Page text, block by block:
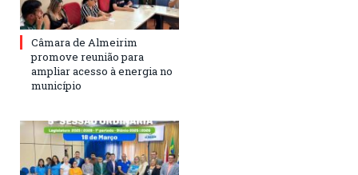
Câmara de Almeirim
promove reunião para
ampliar acesso à energia no
município